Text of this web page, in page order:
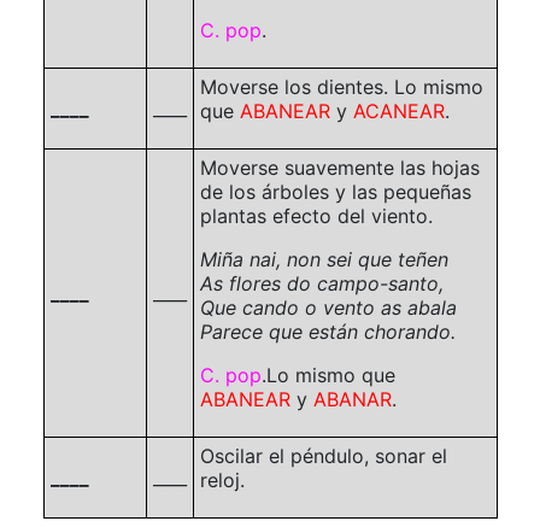
C. pop.
Moverse los dientes. Lo mismo
que ABANEAR y ACANEAR.
Moverse suavemente las hojas
de los árboles y las pequeñas
plantas efecto del viento.
Miña nai, non sei que teñen
As flores do campo-santo,
Que cando o vento as abala
Parece que están chorando.
C. pop.Lo mismo que
ABANEAR y ABANAR.
Oscilar el péndulo, sonar el
reloj.